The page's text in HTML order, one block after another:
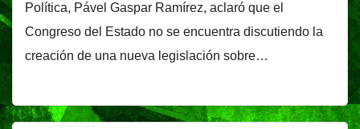
Política, Pável Gaspar Ramírez, aclaró que el
Congreso del Estado no se encuentra discutiendo la
creación de una nueva legislación sobre…